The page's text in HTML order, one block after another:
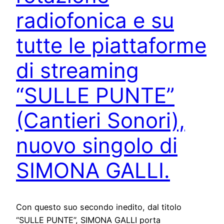
radiofonica e su
tutte le piattaforme
di streaming
“SULLE PUNTE”
(Cantieri Sonori),
nuovo singolo di
SIMONA GALLI.
Con questo suo secondo inedito, dal titolo
“SULLE PUNTE”, SIMONA GALLI porta